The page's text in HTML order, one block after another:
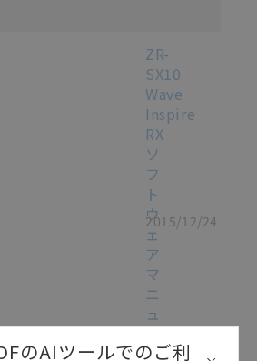
ZR-
SX10
Wave
Inspire
RX
ソ
フ
ト
ウ
ェ
ア
マ
ニ
ュ
ア
ル /
2015/12/24
のAIツールでのご利